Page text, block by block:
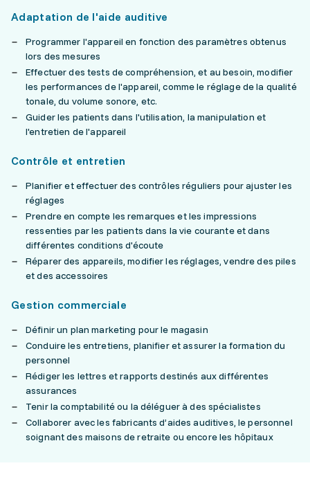
Adaptation de l'aide auditive
Programmer l'appareil en fonction des paramètres obtenus
lors des mesures
Effectuer des tests de compréhension, et au besoin, modifier
les performances de l'appareil, comme le réglage de la qualité
tonale, du volume sonore, etc.
Guider les patients dans l'utilisation, la manipulation et
l'entretien de l'appareil
Contrôle et entretien
Planifier et effectuer des contrôles réguliers pour ajuster les
réglages
Prendre en compte les remarques et les impressions
ressenties par les patients dans la vie courante et dans
différentes conditions d'écoute
Réparer des appareils, modifier les réglages, vendre des piles
et des accessoires
Gestion commerciale
Définir un plan marketing pour le magasin
Conduire les entretiens, planifier et assurer la formation du
personnel
Rédiger les lettres et rapports destinés aux différentes
assurances
Tenir la comptabilité ou la déléguer à des spécialistes
Collaborer avec les fabricants d’aides auditives, le personnel
soignant des maisons de retraite ou encore les hôpitaux